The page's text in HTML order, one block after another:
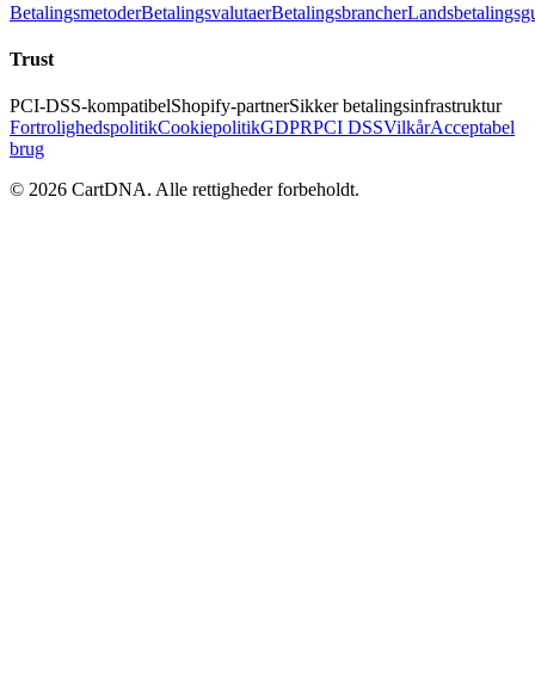
BetalingsmetoderBetalingsvalutaerBetalingsbrancher
Trust
PCI-DSS-kompatibelShopify-partnerSikker betalingsinfrastruktur
FortrolighedspolitikCookiepolitikGDPRPCI DSSVilkårAcceptabel
brug
© 2026 CartDNA. Alle rettigheder forbeholdt.